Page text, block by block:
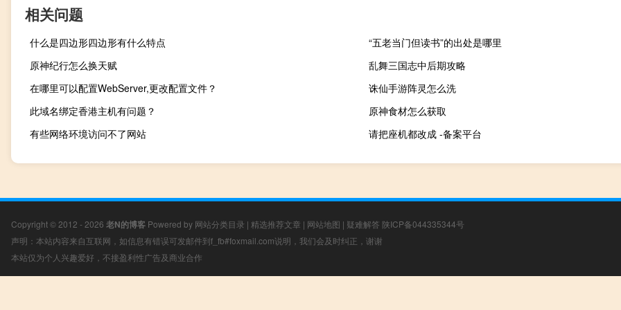
相关问题
什么是四边形四边形有什么特点
“五老当门但读书”的出处是哪里
原神纪行怎么换天赋
乱舞三国志中后期攻略
在哪里可以配置WebServer,更改配置文件？
诛仙手游阵灵怎么洗
此域名绑定香港主机有问题？
原神食材怎么获取
有些网络环境访问不了网站
请把座机都改成 -备案平台
Copyright © 2012 - 2026 老N的博客 Powered by 网站分类目录 | 精选推荐文章 | 网站地图 | 疑难解答 陕ICP备044335344号
声明：本站内容来自互联网，如信息有错误可发邮件到f_fb#foxmail.com说明，我们会及时纠正，谢谢
本站仅为个人兴趣爱好，不接盈利性广告及商业合作